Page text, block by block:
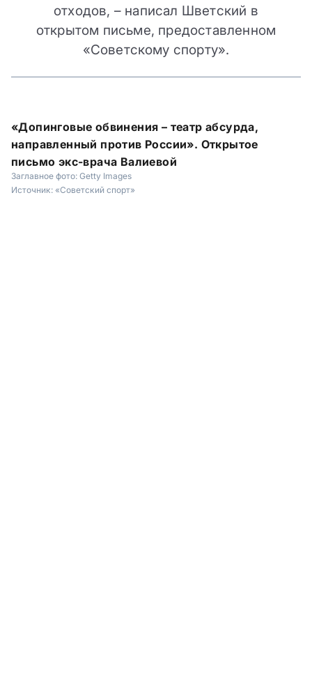
отходов, – написал Шветский в
открытом письме, предоставленном
«Советскому спорту».
«Допинговые обвинения – театр абсурда,
направленный против России». Открытое
письмо экс-врача Валиевой
Заглавное фото: Getty Images
Источник: «Советский спорт»